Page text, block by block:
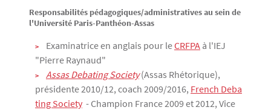
Responsabilités pédagogiques/administratives au sein de
l'Université Paris-Panthéon-Assas
Examinatrice en anglais pour leCRFPA à l'IEJ
"Pierre Raynaud"
Assas Debating Society(Assas Rhétorique),
présidente 2010/12, coach 2009/2016, French Deba
ting Society - Champion France 2009 et 2012, Vice